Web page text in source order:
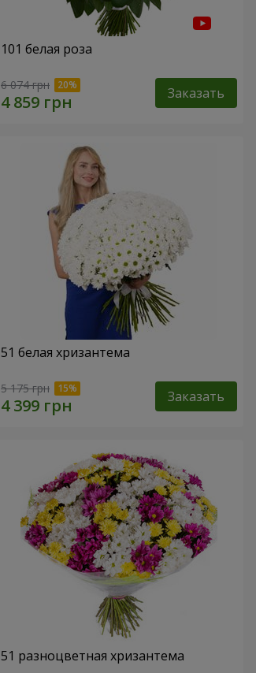
101 белая роза
6 074 грн Заказать
51 белая хризантема
5 175 грн Заказать
51 разноцветная хризантема